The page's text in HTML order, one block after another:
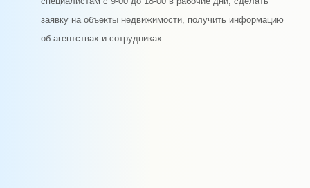
заявку на объекты недвижимости, получить информацию
об агентствах и сотрудниках..